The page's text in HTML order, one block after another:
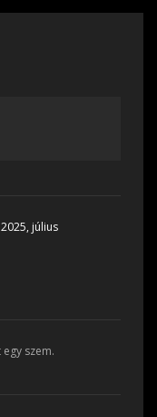
július
szem.